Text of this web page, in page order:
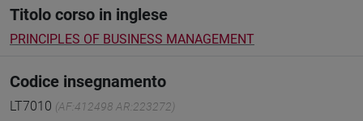
Titolo corso in inglese
PRINCIPLES OF BUSINESS MANAGEMENT
Codice insegnamento
LT7010 (AF:412498 AR:223272)